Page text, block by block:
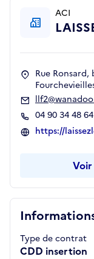
Type de contrat
CDD insertion
ACI
Rue
04 90 34 48 64
https://